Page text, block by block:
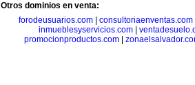
Otros dominios en venta:
forodeusuarios.com| consultoriaenventas.com
inmueblesyservicios.com|
promocionproductos.com|